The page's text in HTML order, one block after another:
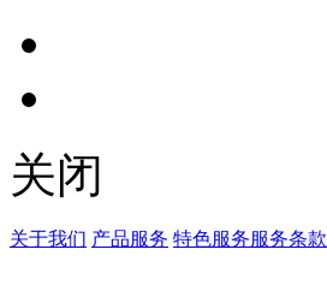
关闭
关于我们 产品服务 特色服务服务条款